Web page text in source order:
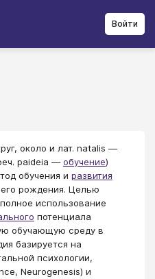
Войти
около и лат. natalis —
paideia —обучение)
обучения и развития
рождения. Целью
использование
потенциала
обучающую среду в
базируется на
психологии,
Neurogenesis) и